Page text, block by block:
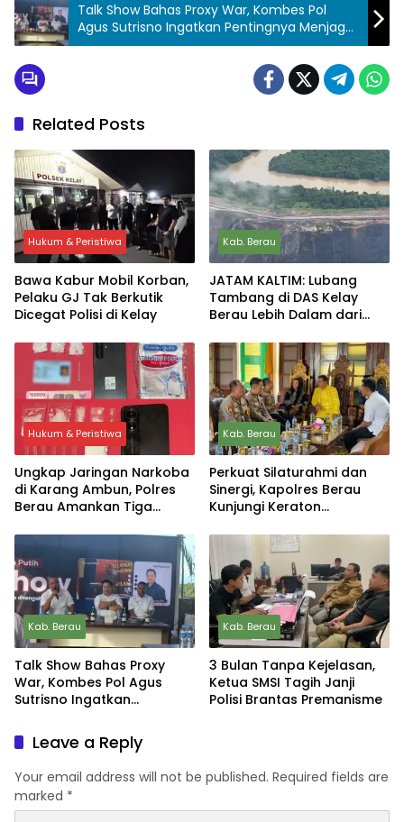
Talk Show Bahas Proxy War, Kombes Pol
Agus Sutrisno Ingatkan Pentingnya Menjaga
Kedaulatan
Related Posts
Hukum & Peristiwa
Bawa Kabur Mobil Korban,
Pelaku GJ Tak Berkutik
Dicegat Polisi di Kelay
Kab. Berau
JATAM KALTIM: Lubang
Tambang di DAS Kelay
Berau Lebih Dalam dari
Keselamatan Warga
Hukum & Peristiwa
Ungkap Jaringan Narkoba
di Karang Ambun, Polres
Berau Amankan Tiga
Gram
Kab. Berau
Perkuat Silaturahmi dan
Sinergi, Kapolres Berau
Kunjungi Keraton
Kab. Berau
Talk Show Bahas Proxy
War, Kombes Pol Agus
Sutrisno Ingatkan
Kedaulatan
Kab. Berau
3 Bulan Tanpa Kejelasan,
Ketua SMSI Tagih Janji
Polisi Brantas Premanisme
Leave a Reply
Your email address will not be published. Required fields are
marked *